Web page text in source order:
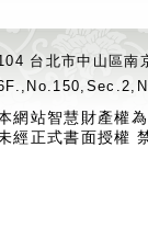
台北市中山區
網站智慧財產權
經正式書面授權